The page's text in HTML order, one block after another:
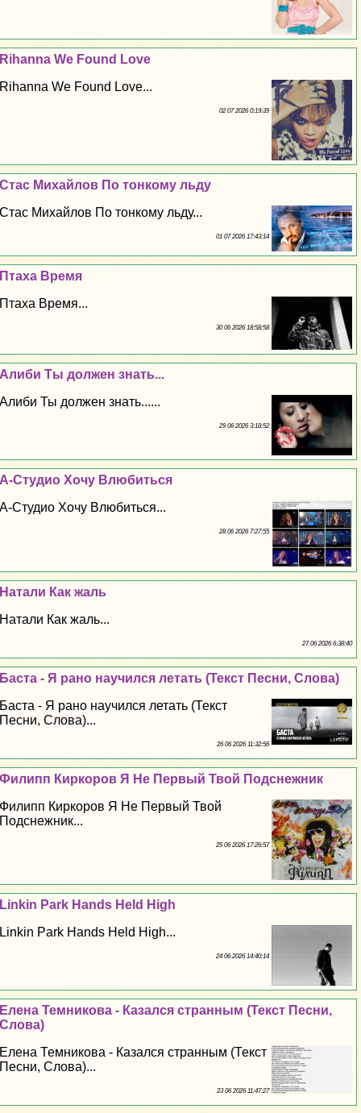
Rihanna We Found Love
Rihanna We Found Love...
02 07 2026 0:19:39
Стас Михайлов По тонкому льду
Стас Михайлов По тонкому льду...
01 07 2026 17:43:14
Птаха Время
Птаха Время...
30 06 2026 18:58:58
Алиби Ты должен знать...
Алиби Ты должен знать......
29 06 2026 3:18:52
А-Студио Хочу Влюбиться
А-Студио Хочу Влюбиться...
28 06 2026 7:27:55
Натали Как жаль
Натали Как жаль...
27 06 2026 6:38:40
Баста - Я рано научился летать (Текст Песни, Слова)
Баста - Я рано научился летать (Текст
Песни, Слова)...
26 06 2026 11:32:56
Филипп Киркоров Я Не Первый Твой Подснежник
Филипп Киркоров Я Не Первый Твой
Подснежник...
25 06 2026 17:26:57
Linkin Park Hands Held High
Linkin Park Hands Held High...
24 06 2026 14:40:14
Елена Темникова - Казался странным (Текст Песни,
Слова)
Елена Темникова - Казался странным (Текст
Песни, Слова)...
23 06 2026 11:47:27